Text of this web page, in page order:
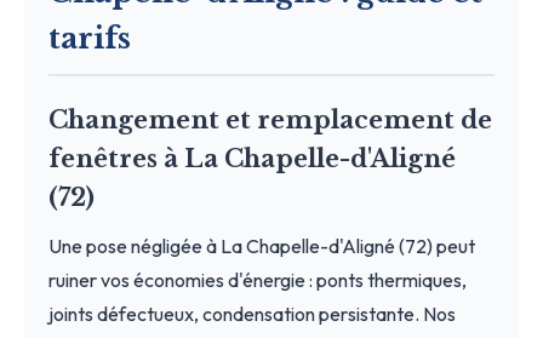
tarifs
Changement et remplacement de
fenêtres à La Chapelle-d'Aligné
(72)
Une pose négligée à La Chapelle-d'Aligné (72) peut
ruiner vos économies d'énergie : ponts thermiques,
joints défectueux, condensation persistante. Nos